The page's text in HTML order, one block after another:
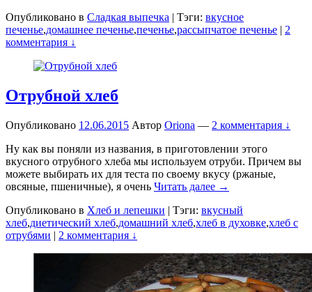
Опубликовано в Сладкая выпечка | Тэги: вкусное
печенье,домашнее печенье,печенье,рассыпчатое печенье | 2
комментария ↓
Отрубной хлеб
Опубликовано 12.06.2015 Автор Oriona — 2 комментария ↓
Ну как вы поняли из названия, в приготовлении этого
вкусного отрубного хлеба мы используем отруби. Причем вы
можете выбирать их для теста по своему вкусу (ржаные,
овсяные, пшеничные), я очень Читать далее →
Опубликовано в Хлеб и лепешки | Тэги: вкусный
хлеб,диетический хлеб,домашний хлеб,хлеб в духовке,хлеб с
отрубями | 2 комментария ↓